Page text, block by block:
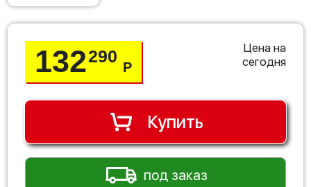
132290
Р
Цена на
сегодня
Купить
под заказ